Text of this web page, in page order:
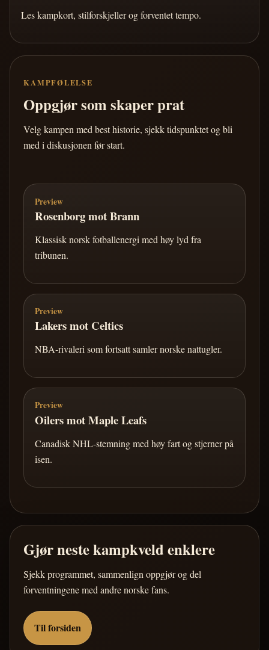
Les kampkort, stilforskjeller og forventet tempo.
KAMPFØLELSE
Oppgjør som skaper prat
Velg kampen med best historie, sjekk tidspunktet og bli
med i diskusjonen før start.
Preview
Rosenborg mot Brann
Klassisk norsk fotballenergi med høy lyd fra
tribunen.
Preview
Lakers mot Celtics
NBA-rivaleri som fortsatt samler norske nattugler.
Preview
Oilers mot Maple Leafs
Canadisk NHL-stemning med høy fart og stjerner på
isen.
Gjør neste kampkveld enklere
Sjekk programmet, sammenlign oppgjør og del
forventningene med andre norske fans.
Til forsiden